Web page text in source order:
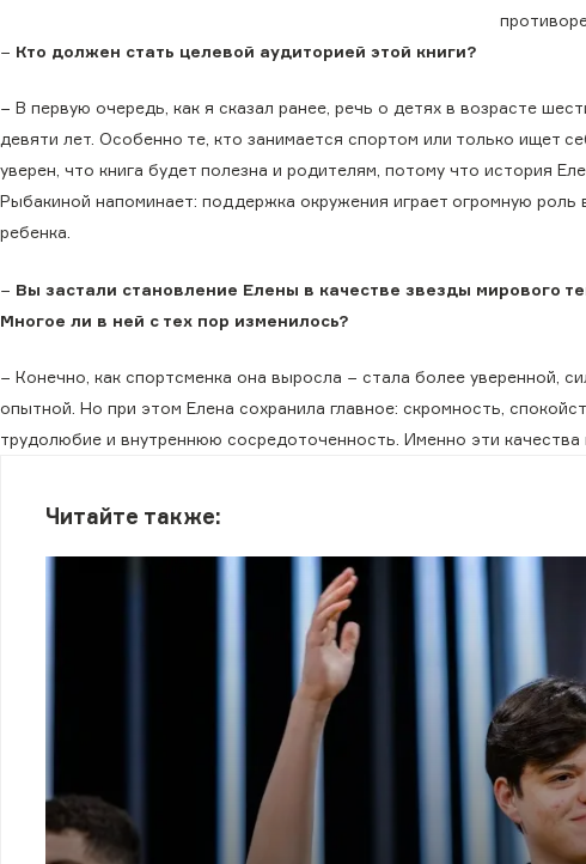
− Кто должен стать целевой аудиторией этой книги?
− В первую очередь, как я сказал ранее, речь о детях в возрасте
девяти лет. Особенно те, кто занимается спортом или только ищет
уверен, что книга будет полезна и родителям, потому что история
Рыбакиной напоминает: поддержка окружения играет огромную роль
ребенка.
− Вы застали становление Елены в качестве звезды мирового
Многое ли в ней с тех пор изменилось?
− Конечно, как спортсменка она выросла − стала более уверенной,
опытной. Но при этом Елена сохранила главное: скромность,
трудолюбие и внутреннюю сосредоточенность. Именно эти
Читайте также: